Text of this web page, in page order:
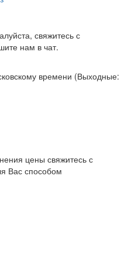
свяжитесь с
нам в чат.
времени (Выходные:
цены свяжитесь с
Вас способом